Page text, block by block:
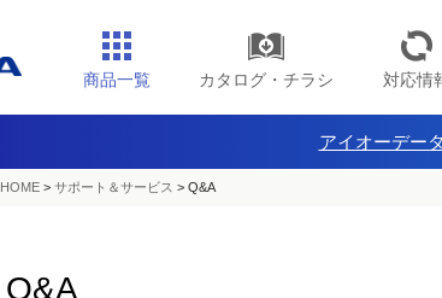
商品一覧 カタログ・チラシ 対応情
アイオーデー
HOME > サポート＆サービス > Q&A
Q&A